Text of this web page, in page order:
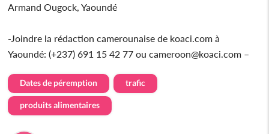
Armand Ougock, Yaoundé
-Joindre la rédaction camerounaise de koaci.com à
Yaoundé: (+237) 691 15 42 77 ou cameroon@koaci.com –
Dates de péremption trafic
produits alimentaires